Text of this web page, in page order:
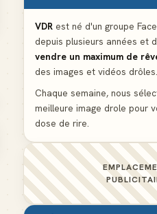
VDR est né d'un groupe
depuis plusieurs années et
vendre un maximum de
des images et vidéos drôles.
Chaque semaine, nous
meilleure image drole pour
dose de rire.